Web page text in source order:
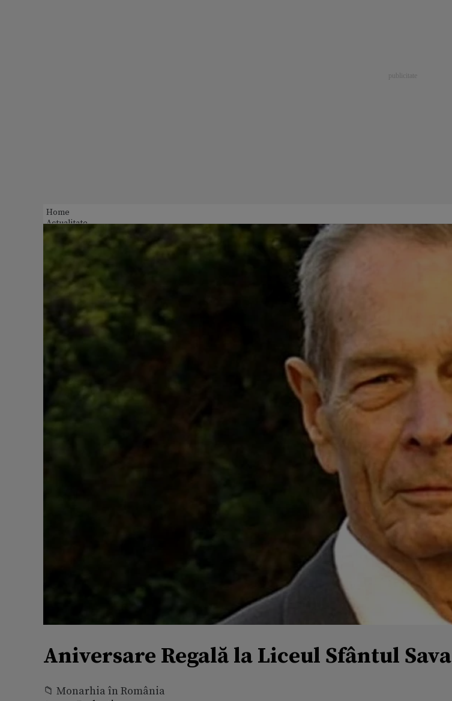
Home
Actualitate
Aniversare Regală la Liceul Sfântul Sava
📁 Monarhia în România